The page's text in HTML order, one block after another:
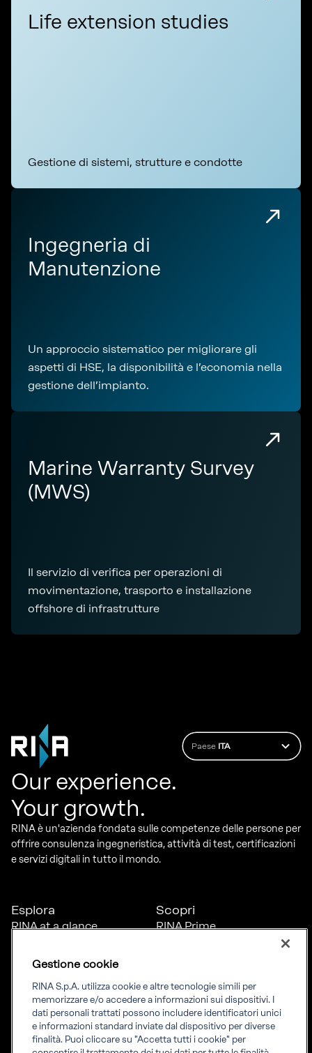
Life extension studies
Gestione di sistemi, strutture e condotte
Ingegneria di
Manutenzione
Un approccio sistematico per migliorare gli
aspetti di HSE, la disponibilità e l’economia nella
gestione dell’impianto.
Marine Warranty Survey
(MWS)
Il servizio di verifica per operazioni di
movimentazione, trasporto e installazione
offshore di infrastrutture
Paese ITA
Our experience.
Your growth.
RINA è un'azienda fondata sulle competenze delle persone per
offrire consulenza ingegneristica, attività di test, certificazioni
e servizi digitali in tutto il mondo.
Esplora
RINA at a glance
inclusione
News
Progetti
Sostenibilità
Scopri
RINA Prime
Gestione cookie
RINA S.p.A. utilizza cookie e altre tecnologie simili per
memorizzare e/o accedere a informazioni sui dispositivi. I
dati personali trattati possono includere identificatori unici
e informazioni standard inviate dal dispositivo per diverse
finalità. Puoi cliccare su "Accetta tutti i cookie" per